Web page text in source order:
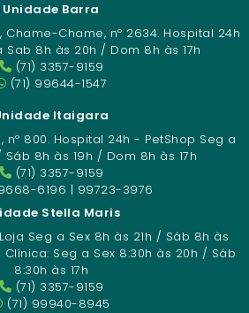
Unidade Barra
Chame, nº 2634. Hospital 24h
Sab 8h às 20h / Dom 8h às 17h
(71) 3357-9159
(71) 99644-1547
Itaigara
nº 800. Hospital 24h - PetShop Seg a
8h às 19h / Dom 8h às 17h
(71) 3357-9159
6196 | 99723-3976
Stella Maris
Seg a Sex 8h às 21h / Sáb 8h às
Seg a Sex 8:30h às 20h / Sáb
8:30h às 17h
(71) 3357-9159
(71) 99940-8945